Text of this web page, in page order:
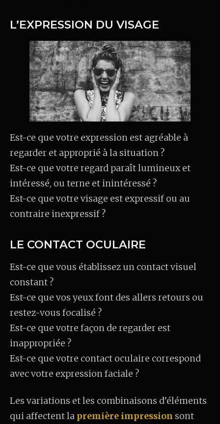
L’EXPRESSION DU VISAGE
Est-ce que votre expression est agréable à
regarder et approprié à la situation ?
Est-ce que votre regard paraît lumineux et
intéressé, ou terne et inintéressé ?
Est-ce que votre visage est expressif ou au
contraire inexpressif ?
LE CONTACT OCULAIRE
Est-ce que vous établissez un contact visuel
constant ?
Est-ce que vos yeux font des allers retours ou
restez-vous focalisé ?
Est-ce que votre façon de regarder est
inappropriée ?
Est-ce que votre contact oculaire correspond
avec votre expression faciale ?
Les variations et les combinaisons d’éléments
qui affectent la première impression sont